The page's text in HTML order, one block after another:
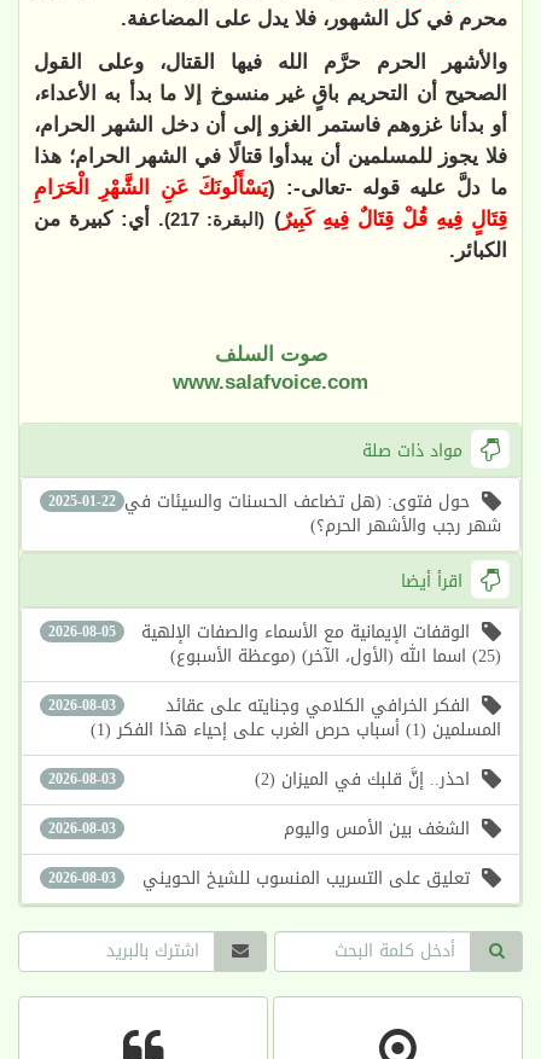
محرم في كل الشهور، فلا يدل على المضاعفة.
والأشهر الحرم حرَّم الله فيها القتال، وعلى القول
الصحيح أن التحريم باقٍ غير منسوخ إلا ما بدأ به الأعداء،
أو بدأنا غزوهم فاستمر الغزو إلى أن دخل الشهر الحرام،
فلا يجوز للمسلمين أن يبدأوا قتالًا في الشهر الحرام؛ هذا
ما دلَّ عليه قوله -تعالى-: (يَسْأَلُونَكَ عَنِ الشَّهْرِ الْحَرَامِ
‌قِتَالٍ ‌فِيهِ قُلْ ‌قِتَالٌ ‌فِيهِ كَبِيرٌ) (البقرة: 217 ). أي: كبيرة من
الكبائر.
صوت السلف
www.salafvoice.com
مواد ذات صلة
2025-01-22 حول فتوى: (هل تضاعف الحسنات والسيئات في
شهر رجب والأشهر الحرم؟)
اقرأ أيضا
2026-08-05 الوقفات الإيمانية مع الأسماء والصفات الإلهية
(25) اسما الله (الأول، الآخر) (موعظة الأسبوع)
2026-08-03 الفكر الخرافي الكلامي وجنايته على عقائد
المسلمين (1) أسباب حرص الغرب على إحياء هذا الفكر (1)
2026-08-03 احذر.. إنَّ قلبك في الميزان (2)
2026-08-03 الشغف بين الأمس واليوم
2026-08-03 تعليق على التسريب المنسوب للشيخ الحويني